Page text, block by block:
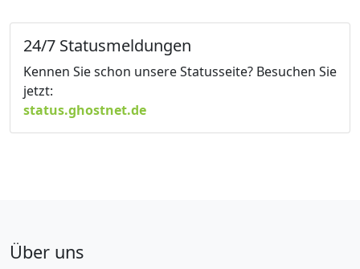
24/7 Statusmeldungen
Kennen Sie schon unsere Statusseite? Besuchen Sie
jetzt:
status.ghostnet.de
Über uns